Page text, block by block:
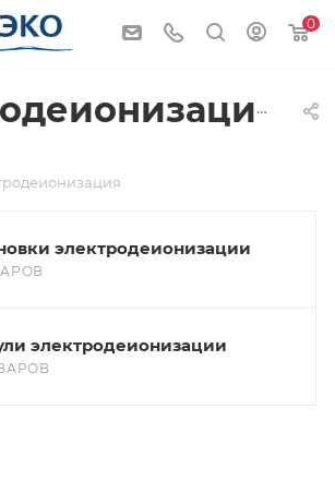
0
Электродеионизация
электродеионизации
электродеионизации